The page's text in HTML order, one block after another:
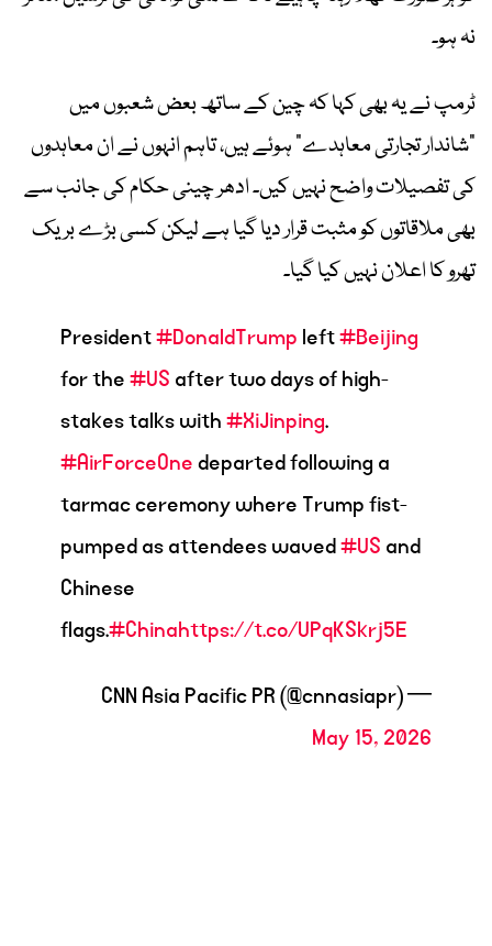
نہ ہو۔
ٹرمپ نے یہ بھی کہا کہ چین کے ساتھ بعض شعبوں میں
“شاندار تجارتی معاہدے” ہوئے ہیں، تاہم انہوں نے ان معاہدوں
کی تفصیلات واضح نہیں کیں۔ ادھر چینی حکام کی جانب سے
بھی ملاقاتوں کو مثبت قرار دیا گیا ہے لیکن کسی بڑے بریک
تھرو کا اعلان نہیں کیا گیا۔
President#DonaldTrump left#Beijing
for the#US after two days of high-
stakes talks with#XiJinping.
#AirForceOnedeparted following a
tarmac ceremony where Trump fist-
pumped as attendees waved#US and
Chinese
flags.#Chinahttps://t.co/UPqKSkrj5E
— CNN Asia Pacific PR (@cnnasiapr)
May 15, 2026